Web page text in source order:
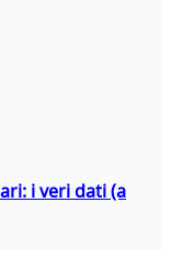
i veri dati (a